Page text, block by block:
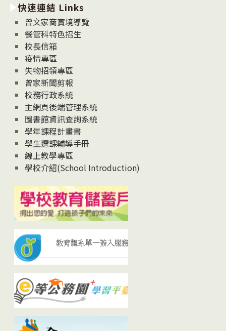
消
息
News
快速連結 Links
曾文家商實境導覽
餐管科特色招生
校長信箱
疫情專區
失物招領專區
曾家新聞剪報
校務行政系統
主網頁後端管理系統
圖書館資訊查詢系統
學年課程計畫書
學生選課輔導手冊
線上教學專區
學校介紹(School Introduction)